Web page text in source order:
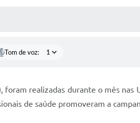
Tom de voz:
realizadas durante o mês nas
de saúde promoveram a